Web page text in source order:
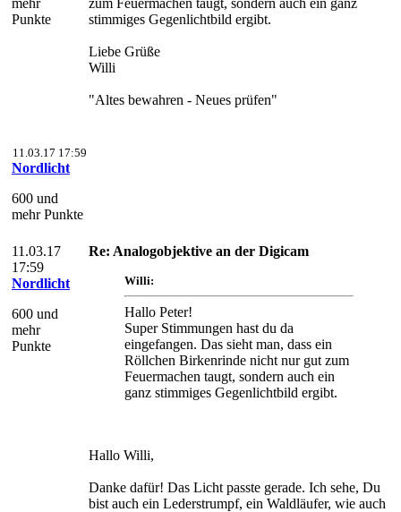
mehr
Punkte
zum Feuermachen taugt, sondern auch ein ganz
stimmiges Gegenlichtbild ergibt.
Liebe Grüße
Willi
"Altes bewahren - Neues prüfen"
11.03.17 17:59
Nordlicht
600 und
mehr Punkte
11.03.17
17:59
Nordlicht
600 und
mehr
Punkte
Re: Analogobjektive an der Digicam
Willi:
Hallo Peter!
Super Stimmungen hast du da
eingefangen. Das sieht man, dass ein
Röllchen Birkenrinde nicht nur gut zum
Feuermachen taugt, sondern auch ein
ganz stimmiges Gegenlichtbild ergibt.
Hallo Willi,
Danke dafür! Das Licht passte gerade. Ich sehe, Du
bist auch ein Lederstrumpf, ein Waldläufer, wie auch